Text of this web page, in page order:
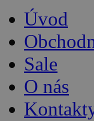
Úvod
Sale
O nás